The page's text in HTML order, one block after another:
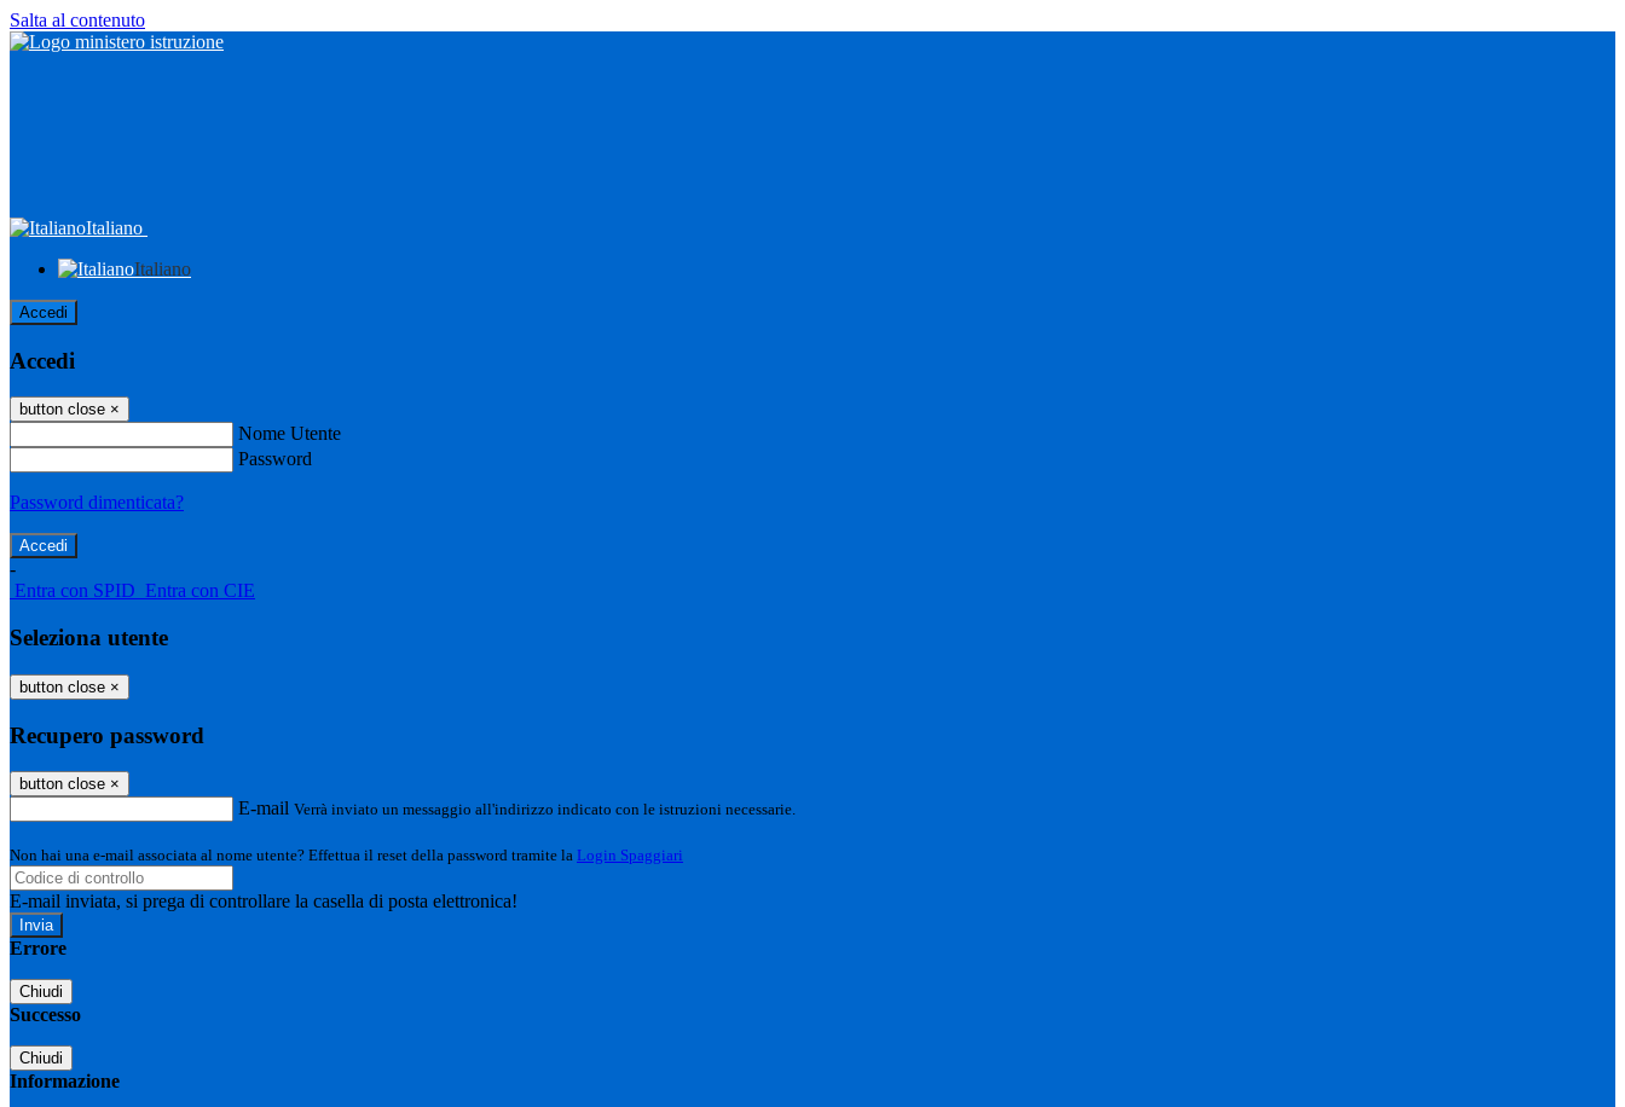
Salta al contenuto
Italiano
Italiano
Accedi
Accedi
button close ×
Nome Utente
Password
Password dimenticata?
-
Entra con SPID Entra con CIE
Seleziona utente
button close ×
Recupero password
button close ×
E-mail Verrà inviato un messaggio all'indirizzo indicato con le istruzioni necessarie.
Non hai una e-mail associata al nome utente? Effettua il reset della password tramite la Login Spaggiari
E-mail inviata, si prega di controllare la casella di posta elettronica!
Errore
Chiudi
Successo
Chiudi
Informazione